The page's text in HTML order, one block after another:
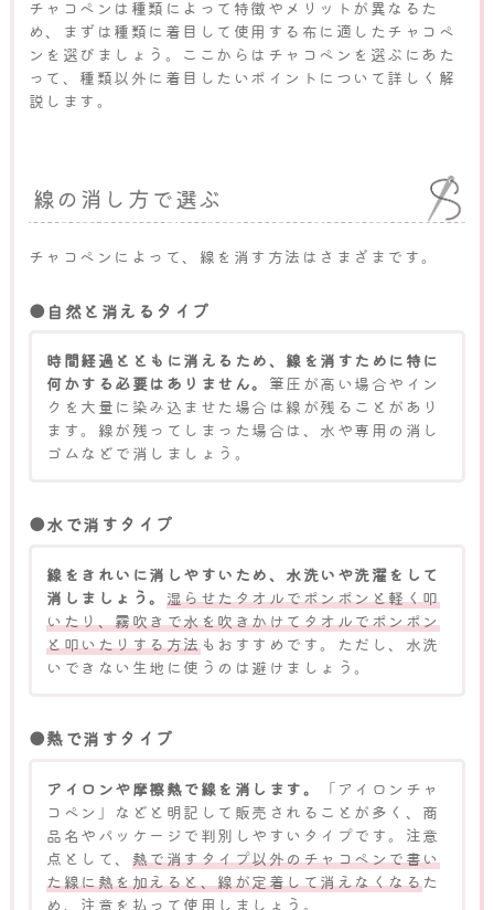
チャコペンは種類によって特徴やメリットが異なるた
め、まずは種類に着目して使用する布に適したチャコペ
ンを選びましょう。ここからはチャコペンを選ぶにあた
って、種類以外に着目したいポイントについて詳しく解
説します。
線の消し方で選ぶ
チャコペンによって、線を消す方法はさまざまです。
●自然と消えるタイプ
時間経過とともに消えるため、線を消すために特に
何かする必要はありません。 筆圧が高い場合やイン
クを大量に染み込ませた場合は線が残ることがあり
ます。線が残ってしまった場合は、水や専用の消し
ゴムなどで消しましょう。
●水で消すタイプ
線をきれいに消しやすいため、水洗いや洗濯をして
消しましょう。 湿らせたタオルでポンポンと軽く叩
いたり、霧吹きで水を吹きかけてタオルでポンポン
と叩いたりする方法もおすすめです。ただし、水洗
いできない生地に使うのは避けましょう。
●熱で消すタイプ
アイロンや摩擦熱で線を消します。
「アイロンチャ
コペン」などと明記して販売されることが多く、商
品名やパッケージで判別しやすいタイプです。注意
点として、 熱で消すタイプ以外のチャコペンで書い
た線に熱を加えると、線が定着して消えなくなるた
め、注意を払って使用しましょう。